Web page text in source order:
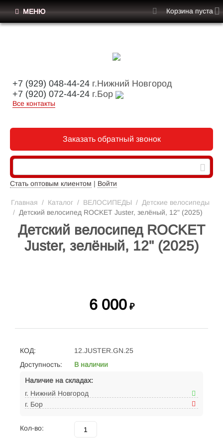
+7 (929) 048-44-24 г.Нижний Новгород
+7 (920) 072-44-24 г.Бор
Все контакты
Заказать обратный звонок
Стать оптовым клиентом | Войти
МЕНЮ Корзина пуста
Главная / Каталог / ВЕЛОСИПЕДЫ / Детские велосипеды
/ Детский велосипед ROCKET Juster, зелёный, 12" (2025)
Детский велосипед ROCKET
Juster, зелёный, 12" (2025)
6 000 ₽
КОД:
12.JUSTER.GN.25
Доступность:
В наличии
Наличие на складах:
г. Нижний Новгород
г. Бор
Кол-во: